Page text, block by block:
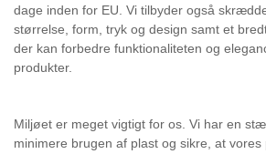
dage inden for EU. Vi tilbyder også
størrelse, form, tryk og design samt et
der kan forbedre funktionaliteten og
produkter.
Miljøet er meget vigtigt for os. Vi har en
minimere brugen af plast og sikre, at